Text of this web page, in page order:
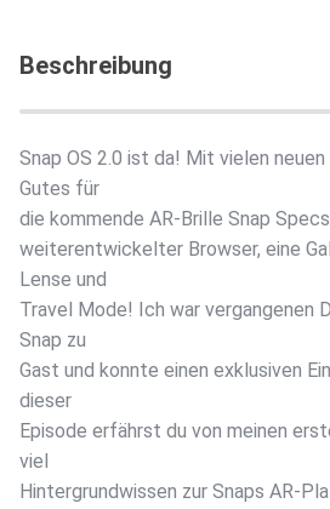
Beschreibung
Snap OS 2.0 ist da! Mit vielen
Gutes für
die kommende AR-Brille Snap
weiterentwickelter Browser, eine
Lense und
Travel Mode! Ich war vergangenen
Snap zu
Gast und konnte einen exklusiven
dieser
Episode erfährst du von meinen
viel
Hintergrundwissen zur Snaps AR-